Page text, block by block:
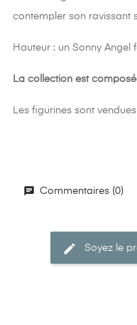
contempler son ravissant
Hauteur : un Sonny Angel
La collection est
Les figurines sont
Commentaires (0)
Soyez le